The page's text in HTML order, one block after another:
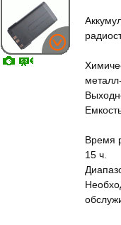
Время
15 ч.